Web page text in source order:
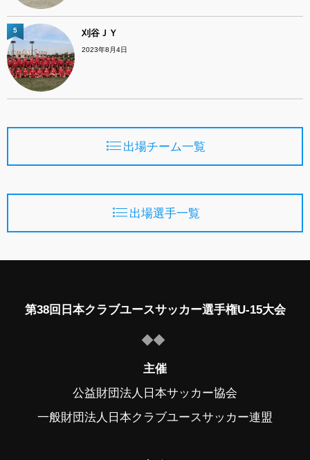
刈谷ＪＹ
2023年8月4日
5
出場チーム一覧
出場選手一覧
第38回日本クラブユースサッカー選手権U-15大会
主催
公益財団法人日本サッカー協会
一般財団法人日本クラブユースサッカー連盟